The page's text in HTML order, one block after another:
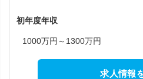
初年度年収
1000万円～1300万円
求人情報